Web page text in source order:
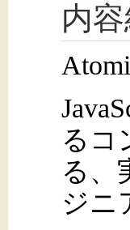
内
るコ
る、
ジニ